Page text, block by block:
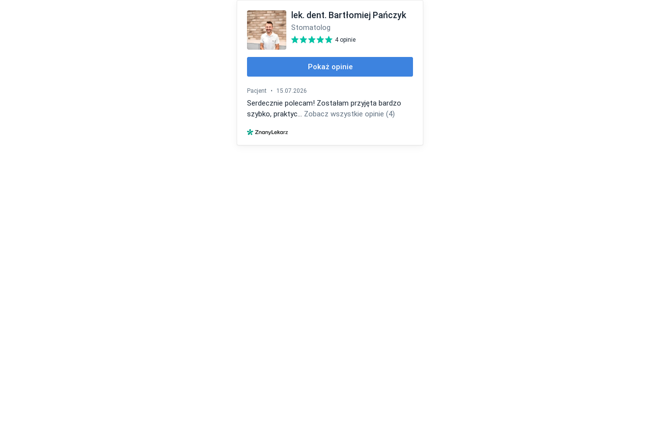
lek. dent. Bartłomiej Pańczyk
Stomatolog
4 opinie
Pokaż opinie
Pacjent • 15.07.2026
Serdecznie polecam! Zostałam przyjęta bardzo
szybko, praktyc... Zobacz wszystkie opinie (4)